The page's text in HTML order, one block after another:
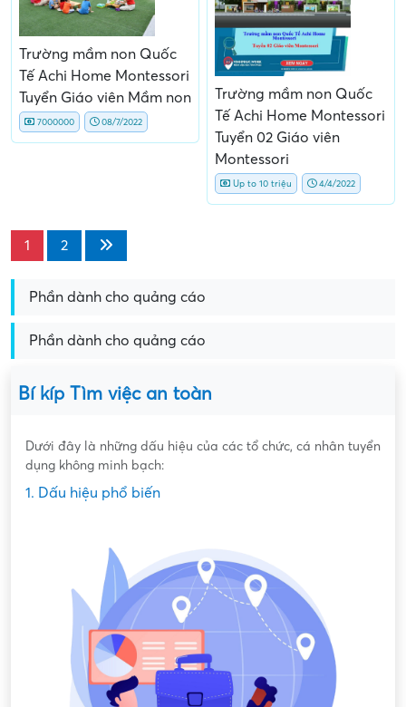
Trường mầm non Quốc
Tế Achi Home Montessori
Tuyển Giáo viên Mầm non
7000000 08/7/2022
Trường mầm non Quốc
Tế Achi Home Montessori
Tuyển 02 Giáo viên
Montessori
Up to 10 triệu 4/4/2022
1 2
Phần dành cho quảng cáo
Phần dành cho quảng cáo
Bí kíp Tìm việc an toàn
Dưới đây là những dấu hiệu của các tổ chức, cá nhân tuyển
dụng không minh bạch:
1. Dấu hiệu phổ biến